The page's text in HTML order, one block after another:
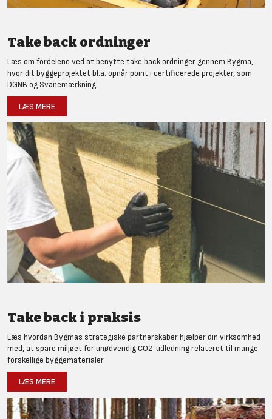
Take back ordninger
Læs om fordelene ved at benytte take back ordninger gennem Bygma,
hvor dit byggeprojektet bl.a. opnår point i certificerede projekter, som
DGNB og Svanemærkning.
LÆS MERE
Take back i praksis
Læs hvordan Bygmas strategiske partnerskaber hjælper din virksomhed
med, at spare miljøet for unødvendig CO2-udledning relateret til mange
forskellige byggematerialer.
LÆS MERE